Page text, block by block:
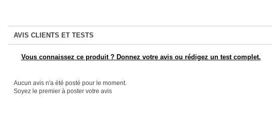
AVIS CLIENTS ET TESTS
Vous connaissez ce produit ? Donnez votre avis ou rédigez un test complet.
Aucun avis n'a été posté pour le moment.
Soyez le premier à poster votre avis